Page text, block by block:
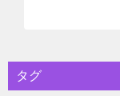
タグ